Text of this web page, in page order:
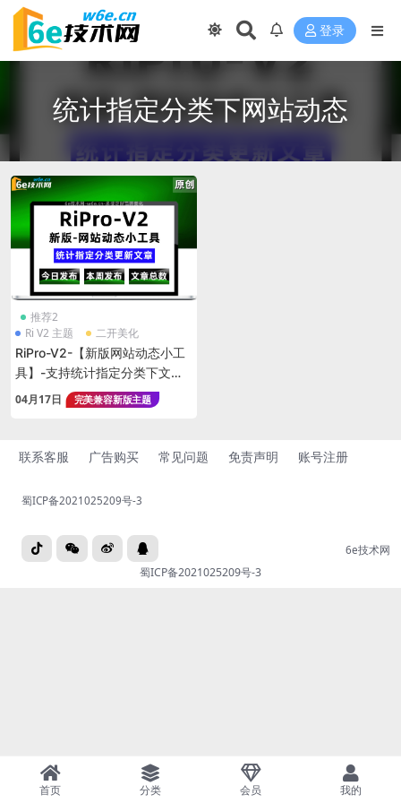
登录
统计指定分类下网站动态
Ri V2 主题 二开美化
推荐2
RiPro-V2-【新版网站动态小工
具】-支持统计指定分类下文章
发布动态-指定分类下-今日发
布-本周-文章总数统计
04月17日 完美兼容新版主题
联系客服 广告购买 常见问题 免责声明 账号注册
蜀ICP备2021025209号-3
6e技术网
蜀ICP备2021025209号-3
首页 分类 会员 我的